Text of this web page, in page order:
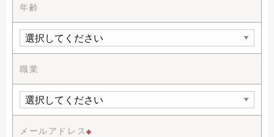
年齢
職業
メールアドレス※